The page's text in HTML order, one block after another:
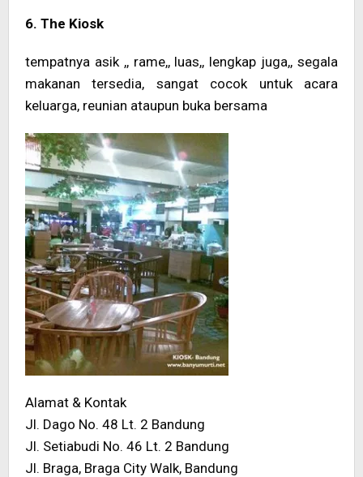
6. The Kiosk
tempatnya asik ,, rame,, luas,, lengkap juga,, segala
makanan tersedia, sangat cocok untuk acara
keluarga, reunian ataupun buka bersama
Alamat & Kontak
Jl. Dago No. 48 Lt. 2 Bandung
Jl. Setiabudi No. 46 Lt. 2 Bandung
Jl. Braga, Braga City Walk, Bandung